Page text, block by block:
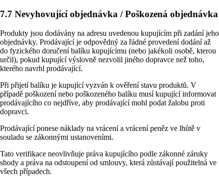
7.7 Nevyhovující objednávka / Poškozená objednávka
Produkty jsou dodávány na adresu uvedenou kupujícím při zadání jeho
objednávky. Prodávající je odpovědný za řádné provedení dodání až
do fyzického doručení balíku kupujícímu (nebo jakékoli osobě, kterou
určil), pokud kupující výslovně nezvolil jiného dopravce než toho,
kterého navrhl prodávající.
Při přijetí balíku je kupující vyzván k ověření stavu produktů. V
případě poškození nebo poškozeného balíku musí kupující informovat
prodávajícího co nejdříve, aby prodávající mohl podat žalobu proti
dopravci.
Prodávající ponese náklady na vrácení a vrácení peněz ve lhůtě v
souladu se zákonnými ustanoveními.
Tato verifikace neovlivňuje práva kupujícího podle zákonné záruky
shody a práva na odstoupení od smlouvy, která zůstávají použitelná ve
všech případech.